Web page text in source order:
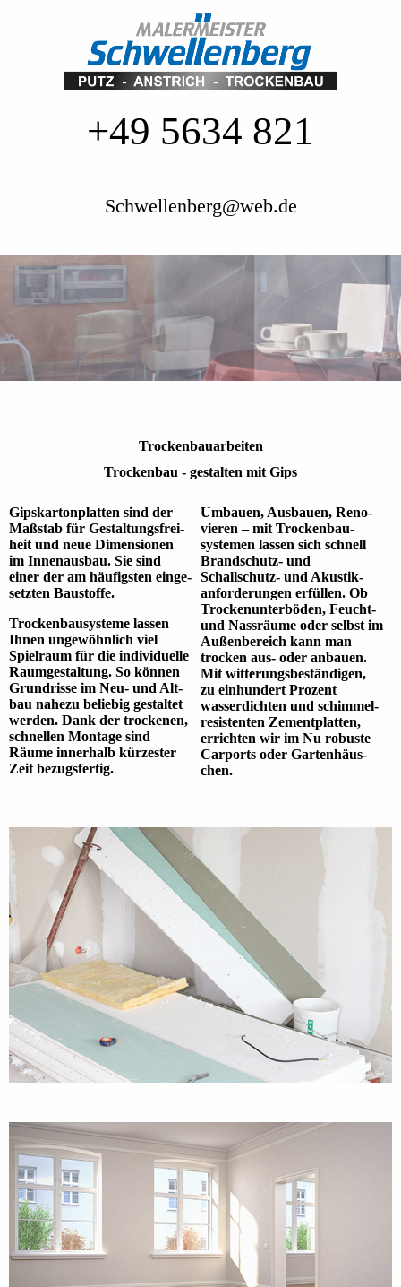
+49 5634 821
Schwellenberg@web.de
Trocken­bau­arbeiten
Trocken­bau - gestalten mit Gips
Gipskarton­platten sind der
Maß­stab für Gestaltungs­frei­
heit und neue Dimen­sionen
im Innen­ausbau. Sie sind
einer der am häufig­sten einge­
setzten Bau­stoffe.
Trocken­bau­systeme lassen
Ihnen unge­wöhn­lich viel
Spiel­raum für die indivi­duelle
Raum­gestal­tung. So können
Grund­risse im Neu- und Alt­
bau nahe­zu belie­big gestal­tet
werden. Dank der trocke­nen,
schnellen Montage sind
Räume inner­halb kürzes­ter
Zeit bezugs­fertig.
Umbauen, Aus­bauen, Reno­
vieren – mit Trocken­bau­
systemen lassen sich schnell
Brand­schutz- und
Schallschutz- und Akustik­
anforde­rungen erfüllen. Ob
Trocken­unter­böden, Feucht-
und Nass­räume oder selbst im
Außen­bereich kann man
trocken aus- oder anbauen.
Mit witte­rungs­beständi­gen,
zu ein­hundert Prozent
wasser­dichten und schimmel­
resistenten Zement­platten,
errichten wir im Nu robuste
Carports oder Garten­häus­
chen.